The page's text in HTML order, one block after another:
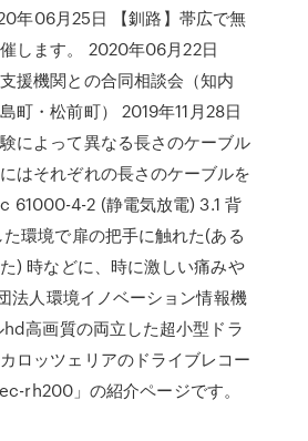
年06月25日 【釧路】帯広で無
します。 2020年06月22日
援機関との合同相談会（知内
町・松前町） 2019年11月28日
によって異なる長さのケーブル
はそれぞれの長さのケーブルを
61000-4-2 (静電気放電) 3.1 背
環境で扉の把手に触れた(ある
) 時などに、時に激しい痛みや
法人環境イノベーション情報機
高画質の両立した超小型ドラ
ロッツェリアのドライブレコー
rh200」の紹介ページです。